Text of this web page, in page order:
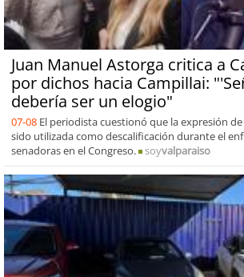
Juan Manuel Astorga critica a
por dichos hacia Campillai:
debería ser un elogio"
07-08 El periodista cuestionó que la expresión
sido utilizada como descalificación durante el
senadoras en el Congreso.
soyvalparaiso